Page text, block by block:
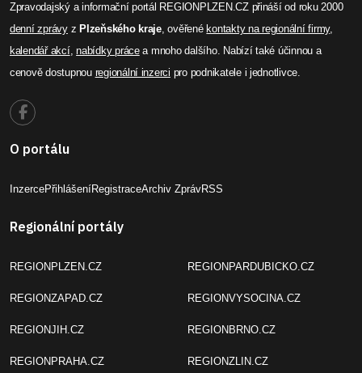
Zpravodajský a informační portál REGIONPLZEN.CZ přináší od roku 2000
denní zprávyz Plzeňského kraje, ověřené kontakty na regionální firmy,
kalendář akcí,nabídky prácea mnoho dalšího. Nabízí také účinnou a
cenově dostupnou regionální inzerci pro podnikatele i jednotlivce.
O portálu
InzercePřihlášeníRegistraceArchiv ZprávRSS
Regionální portály
REGIONPLZEN.CZ
REGIONZAPAD.CZ
REGIONJIH.CZ
REGIONPRAHA.CZ
REGIONPARDUBICKO.CZ
REGIONVYSOCINA.CZ
REGIONBRNO.CZ
REGIONZLIN.CZ